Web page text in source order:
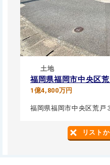
土地
福岡県福岡市中央区
1億4,800万円
福岡県福岡市中央区荒戸
リスト